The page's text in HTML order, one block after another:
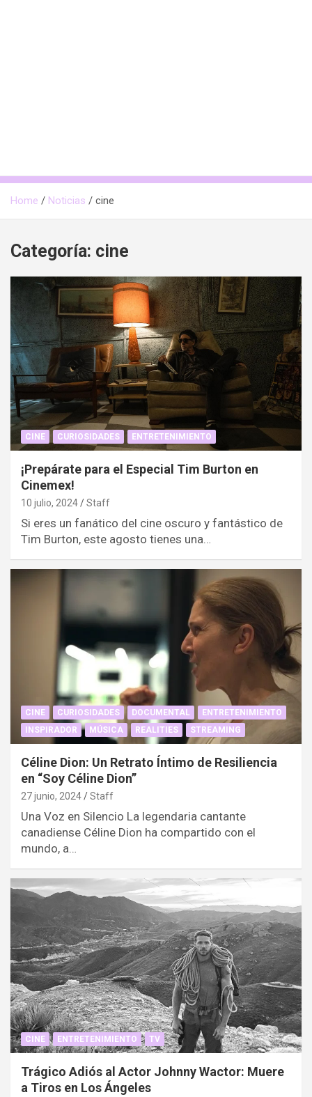
Home Noticias cine
Categoría: cine
CINE CURIOSIDADES ENTRETENIMIENTO
¡Prepárate para el Especial Tim Burton en
Cinemex!
10 julio, 2024 Staff
Si eres un fanático del cine oscuro y fantástico de
Tim Burton, este agosto tienes una…
CINE CURIOSIDADES DOCUMENTAL
ENTRETENIMIENTO
INSPIRADOR
MÚSICA REALITIES STREAMING
Céline Dion: Un Retrato Íntimo de Resiliencia
en “Soy Céline Dion”
27 junio, 2024 Staff
Una Voz en Silencio La legendaria cantante
canadiense Céline Dion ha compartido con el
mundo, a…
CINE ENTRETENIMIENTO TV
Trágico Adiós al Actor Johnny Wactor: Muere
a Tiros en Los Ángeles